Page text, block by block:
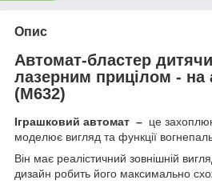
Опис
Автомат-бластер
лазерним прицілом - на
(M632)
Іграшковий автомат – це
моделює вигляд та функції
Він має реалістичний зовнішній
дизайн робить його максимально